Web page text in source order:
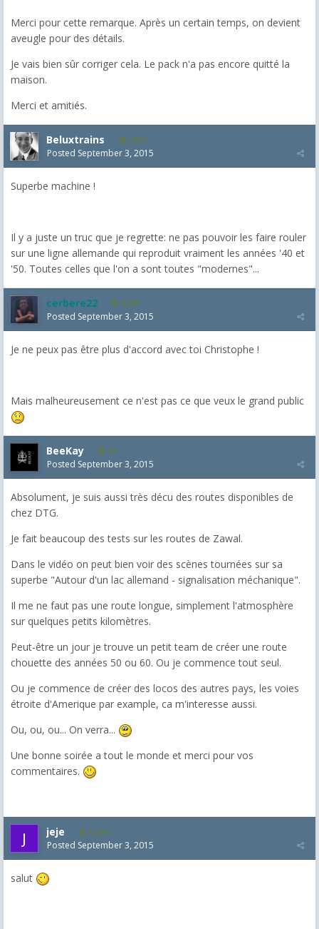
Merci pour cette remarque. Après un certain temps, on devient
aveugle pour des détails.
Je vais bien sûr corriger cela. Le pack n'a pas encore quitté la
maison.
Merci et amitiés.
Beluxtrains 1,557
Posted September 3, 2015
Superbe machine !
Il y a juste un truc que je regrette: ne pas pouvoir les faire rouler
sur une ligne allemande qui reproduit vraiment les années '40 et
'50. Toutes celles que l'on a sont toutes "modernes"...
cerbere22 4,385
Posted September 3, 2015
Je ne peux pas être plus d'accord avec toi Christophe !
Mais malheureusement ce n'est pas ce que veux le grand public
BeeKay 10
Posted September 3, 2015
Absolument, je suis aussi très décu des routes disponibles de
chez DTG.
Je fait beaucoup des tests sur les routes de Zawal.
Dans le vidéo on peut bien voir des scènes tournées sur sa
superbe "Autour d'un lac allemand - signalisation méchanique".
Il me ne faut pas une route longue, simplement l'atmosphère
sur quelques petits kilomètres.
Peut-être un jour je trouve un petit team de créer une route
chouette des années 50 ou 60. Ou je commence tout seul.
Ou je commence de créer des locos des autres pays, les voies
étroite d'Amerique par example, ca m'interesse aussi.
Ou, ou, ou... On verra...
Une bonne soirée a tout le monde et merci pour vos
commentaires.
jeje 1,304
Posted September 3, 2015
salut